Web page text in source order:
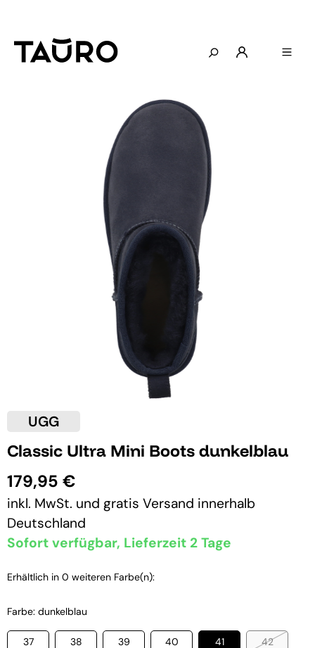
UGG
Classic Ultra Mini Boots dunkelblau
179,95 €
inkl. MwSt. und gratis Versand innerhalb
Deutschland
Sofort verfügbar, Lieferzeit 2 Tage
Erhältlich in 0 weiteren Farbe(n):
Farbe: dunkelblau
37 38 39 40 41 42